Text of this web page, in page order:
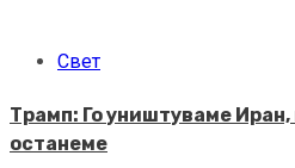
Свет
Трамп: Го уништуваме Иран,
останеме